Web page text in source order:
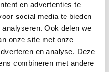
en advertenties te
social media te bieden
Ook delen we
onze site met onze
en analyse. Deze
combineren met andere
1 1/2"